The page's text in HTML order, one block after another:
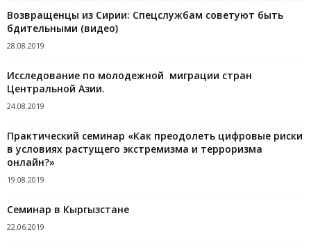
Возвращенцы из Сирии: Спецслужбам советуют быть
бдительными (видео)
28.08.2019
Исследование по молодежной миграции стран
Центральной Азии.
24.08.2019
Практический семинар «Как преодолеть цифровые риски
в условиях растущего экстремизма и терроризма
онлайн?»
19.08.2019
Семинар в Кыргызстане
22.06.2019